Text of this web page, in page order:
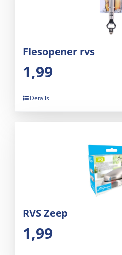
Flesopener rvs
1,99
Details
RVS Zeep
1,99